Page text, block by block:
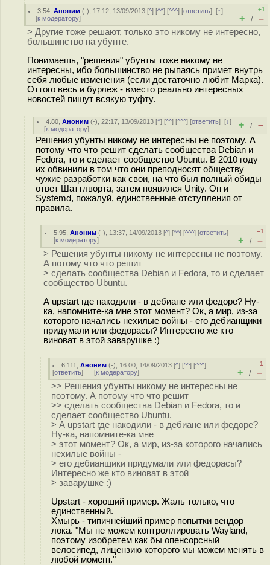
3.54 ,Аноним (-), 17:12, 13/09/2013 [^] [^^] [^^^] [ответить][↑]
[к модератору]
+1
+ / –
> Другие тоже решают, только это никому не интересно,
большинство на убунте.
Понимаешь, "решения" убунты тоже никому не
интересны, ибо большинство не рыпаясь примет внутрь
себя любые изменения (если достаточно любит Марка).
Оттого весь и бурлеж - вместо реально интересных
новостей пишут всякую туфту.
4.80 ,Аноним (-), 22:17, 13/09/2013 [^] [^^] [^^^] [ответить][↓]
[к модератору] + / –
Решения убунты никому не интересны не поэтому. А
потому что что решит сделать сообщества Debian и
Fedora, то и сделает сообщество Ubuntu. В 2010 году
их обвинили в том что они преподносят обществу
чужие разработки как свои, на что был полный обиды
ответ Шаттлворта, затем появился Unity. Он и
Systemd, пожалуй, единственные отступления от
правила.
5.95 ,Аноним (-), 13:37, 14/09/2013 [^] [^^] [^^^] [ответить]
[к модератору]
–1
+ / –
> Решения убунты никому не интересны не поэтому.
А потому что что решит
> сделать сообщества Debian и Fedora, то и сделает
сообщество Ubuntu.
А upstart где накодили - в дебиане или федоре? Ну-
ка, напомните-ка мне этот момент? Ок, а мир, из-за
которого начались нехилые войны - его дебианщики
придумали или федорасы? Интересно же кто
виноват в этой заварушке :)
6.111 ,Аноним (-), 16:00, 14/09/2013 [^] [^^] [^^^]
[ответить] [к модератору]
–1
+ / –
>> Решения убунты никому не интересны не
поэтому. А потому что что решит
>> сделать сообщества Debian и Fedora, то и
сделает сообщество Ubuntu.
> А upstart где накодили - в дебиане или федоре?
Ну-ка, напомните-ка мне
> этот момент? Ок, а мир, из-за которого начались
нехилые войны -
> его дебианщики придумали или федорасы?
Интересно же кто виноват в этой
> заварушке :)
Upstart - хороший пример. Жаль только, что
единственный.
Хмырь - типичнейший пример попытки вендор
лока. "Мы не можем контроллировать Wayland,
поэтому изобретем как бы опенсорсный
велосипед, лицензию которого мы можем менять в
любой момент."